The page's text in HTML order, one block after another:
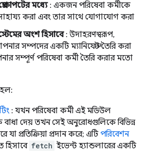
মধ্যে: একজন পরিষেবা কর্মীকে
করা এবং তার সাথে যোগাযোগ করা
অংশ হিসাবে: উদাহরণস্বরূপ,
সম্পদের একটি ম্যানিফেস্ট তৈরি করা
সম্পূর্ণ পরিষেবা কর্মী তৈরি করার মতো
: যখন পরিষেবা কর্মী এই মডিউল
দেয় তখন সেই অনুরোধগুলিকে বিভিন্ন
প্রতিক্রিয়া প্রদান করে; এটিপরিবেশন
হিসাবে fetch ইভেন্ট হ্যান্ডলারের একটি